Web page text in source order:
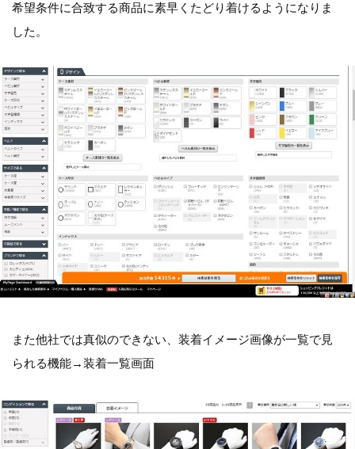
希望条件に合致する商品に素早くたどり着けるようになりま
した。
また他社では真似のできない、装着イメージ画像が一覧で見
られる機能→装着一覧画面